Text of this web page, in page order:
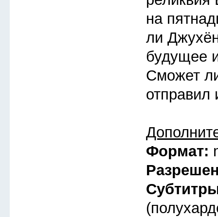
на
ли
будущее
Сможет
отправил
Формат: